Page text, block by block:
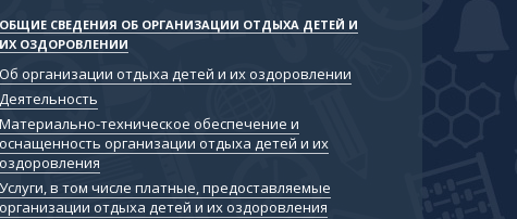
ОБЩИЕ СВЕДЕНИЯ ОБ ОРГАНИЗАЦИИ ОТДЫХА ДЕТЕЙ И
ИХ ОЗДОРОВЛЕНИИ
Об организации отдыха детей и их оздоровлении
Деятельность
Материально-техническое обеспечение и
оснащенность организации отдыха детей и их
оздоровления
Услуги, в том числе платные, предоставляемые
организации отдыха детей и их оздоровления